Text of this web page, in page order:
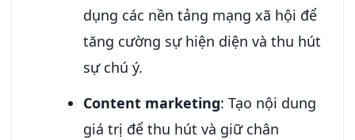
dụng các nền tảng mạng xã hội để
tăng cường sự hiện diện và thu hút
sự chú ý.
Content marketing: Tạo nội dung
giá trị để thu hút và giữ chân